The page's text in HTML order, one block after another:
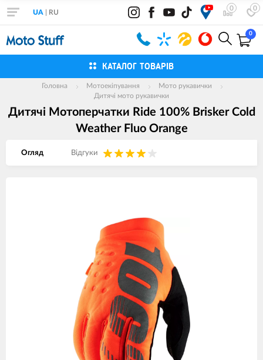
0 0
UA RU
0
КАТАЛОГ ТОВАРІВ
Головна Мотоекіпування
Мото рукавички
Дитячі мото рукавички
Дитячі Мотоперчатки Ride 100% Brisker Cold
Weather Fluo Orange
Огляд Вiдгуки